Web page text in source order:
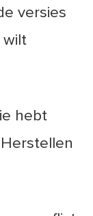
versies
wilt
hebt